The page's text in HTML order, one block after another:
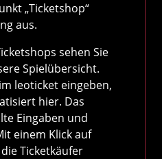
„Ticketshop“
aus.
sehen Sie
Spielübersicht.
leoticket eingeben,
hier. Das
Eingaben und
einem Klick auf
die Ticketkäufer